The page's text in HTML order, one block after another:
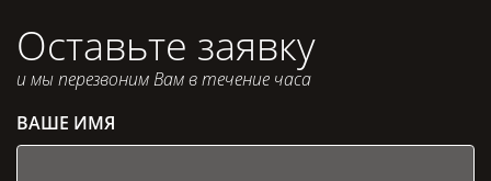
Оставьте заявку
и мы перезвоним Вам в течение часа
ВАШЕ ИМЯ